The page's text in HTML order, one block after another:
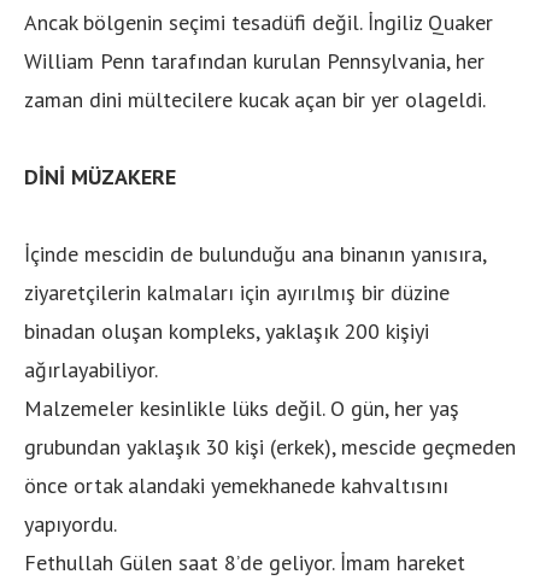
Ancak bölgenin seçimi tesadüfi değil. İngiliz Quaker
William Penn tarafından kurulan Pennsylvania, her
zaman dini mültecilere kucak açan bir yer olageldi.
DİNİ MÜZAKERE
İçinde mescidin de bulunduğu ana binanın yanısıra,
ziyaretçilerin kalmaları için ayırılmış bir düzine
binadan oluşan kompleks, yaklaşık 200 kişiyi
ağırlayabiliyor.
Malzemeler kesinlikle lüks değil. O gün, her yaş
grubundan yaklaşık 30 kişi (erkek), mescide geçmeden
önce ortak alandaki yemekhanede kahvaltısını
yapıyordu.
Fethullah Gülen saat 8’de geliyor. İmam hareket